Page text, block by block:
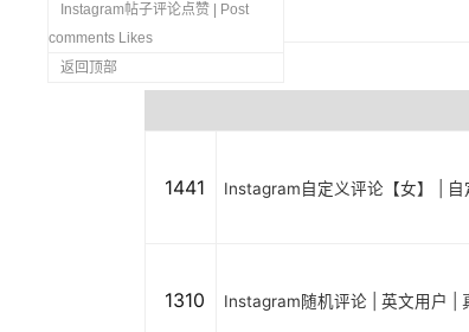
1441 Instagram自定义评论【女】 |
1310 Instagram随机评论 | 英文用户 |
Instagram帖子评论点赞 | Post
comments Likes
返回顶部